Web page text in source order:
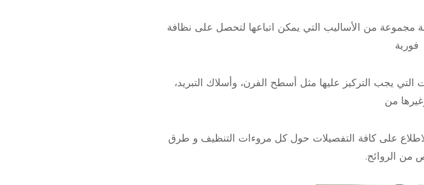
مجموعة من الأساليب التي يمكن اتباعها لتحصل على نظافة
فورية
التي يجب التركيز عليها مثل أسطح الفرن، وأسلاك التبريد،
من
على كافة التفصيلات حول كل مروءات التنظيف و طرق
من الروائح.